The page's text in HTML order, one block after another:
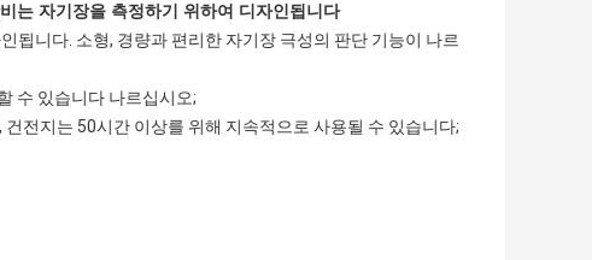
는 자기장을 측정하기 위하여 디자인됩니다
됩니다. 소형, 경량과 편리한 자기장 극성의 판단 기능이 나르
수 있습니다 나르십시오;
전지는 50시간 이상를 위해 지속적으로 사용될 수 있습니다;